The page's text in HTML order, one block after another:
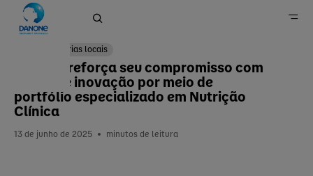
Home
Imprensa
13 de junho de 2025 minutos de leitura
Danone reforça seu compromisso com
ciência e inovação por meio de
portfólio especializado em Nutrição
Clínica
Matérias locais